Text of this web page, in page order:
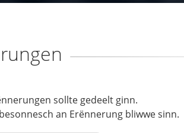
sollte gedeelt ginn.
an Erënnerung bliwwe sinn.